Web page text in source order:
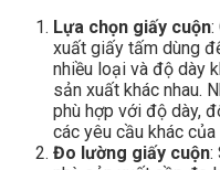
Lựa chọn giấy cuộn:
xuất giấy tấm dùng
nhiều loại và độ dày
sản xuất khác nhau.
phù hợp với độ dày,
các yêu cầu khác
Đo lường giấy cuộn: